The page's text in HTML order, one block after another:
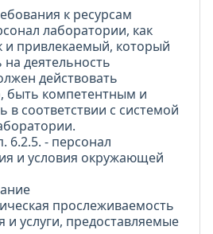
к ресурсам
лаборатории, как
и привлекаемый, который
деятельность
действовать
быть компетентным и
в соответствии с системой
6.2.5. - персонал
и условия окружающей
прослеживаемость
и услуги, предоставляемые